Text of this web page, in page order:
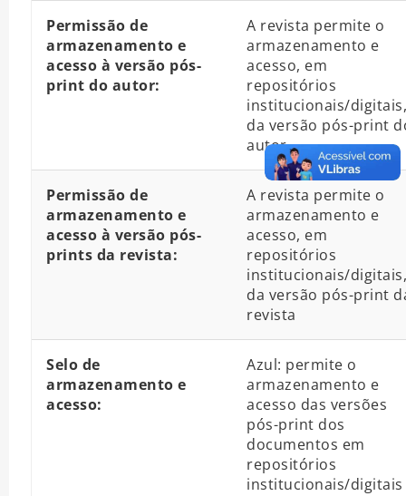
Permissão de
armazenamento e
acesso à versão pós-
print do autor:
A revista permite o
armazenamento e
acesso, em
repositórios
institucionais/digitais,
da versão pós-print
autor
Permissão de
armazenamento e
acesso à versão pós-
prints da revista:
A revista permite o
armazenamento e
acesso, em
repositórios
institucionais/digitais,
da versão pós-print
revista
Selo de
armazenamento e
acesso:
Azul: permite o
armazenamento e
acesso das versões
pós-print dos
documentos em
repositórios
institucionais/digitais